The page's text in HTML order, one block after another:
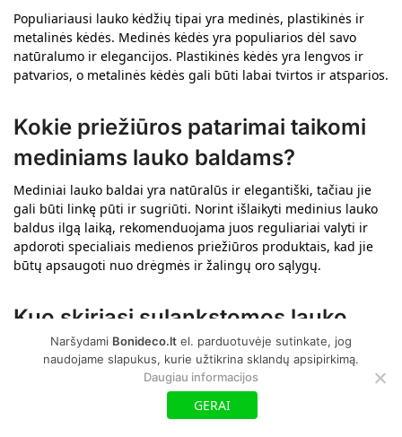
Populiariausi lauko kėdžių tipai yra medinės, plastikinės ir
metalinės kėdės. Medinės kėdės yra populiarios dėl savo
natūralumo ir elegancijos. Plastikinės kėdės yra lengvos ir
patvarios, o metalinės kėdės gali būti labai tvirtos ir atsparios.
Kokie priežiūros patarimai taikomi
mediniams lauko baldams?
Mediniai lauko baldai yra natūralūs ir elegantiški, tačiau jie
gali būti linkę pūti ir sugriūti. Norint išlaikyti medinius lauko
baldus ilgą laiką, rekomenduojama juos reguliariai valyti ir
apdoroti specialiais medienos priežiūros produktais, kad jie
būtų apsaugoti nuo drėgmės ir žalingų oro sąlygų.
Kuo skiriasi sulankstomos lauko
kėdės nuo nejudrių modelių?
Sulankstomos lauko kėdės yra patogios ir lengvai
transportuojamos, taigi jos yra populiarios rganizuojant
renginius. Be to, sulankstomos kėdės užima mažiau vietos, kai
Naršydami Bonideco.lt el. parduotuvėje sutinkate, jog
naudojame slapukus, kurie užtikrina sklandų apsipirkimą.
Daugiau informacijos
GERAI